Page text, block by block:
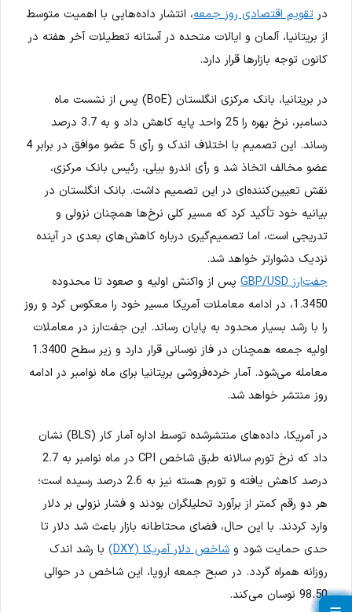
در تقویم اقتصادی روز جمعه، انتشار داده‌هایی با اهمیت متوسط
از بریتانیا، آلمان و ایالات متحده در آستانه تعطیلات آخر هفته در
کانون توجه بازارها قرار دارد.
در بریتانیا، بانک مرکزی انگلستان (BoE) پس از نشست ماه
دسامبر، نرخ بهره را 25 واحد پایه کاهش داد و به 3.7 درصد
رساند. این تصمیم با اختلاف اندک و رأی 5 عضو موافق در برابر 4
عضو مخالف اتخاذ شد و رأی اندرو بیلی، رئیس بانک مرکزی،
نقش تعیین‌کننده‌ای در این تصمیم داشت. بانک انگلستان در
بیانیه خود تأکید کرد که مسیر کلی نرخ‌ها همچنان نزولی و
تدریجی است، اما تصمیم‌گیری درباره کاهش‌های بعدی در آینده
نزدیک دشوارتر خواهد شد.
جفت‌ارز GBP/USD
پس از واکنش اولیه و صعود تا محدوده
1.3450، در ادامه معاملات آمریکا مسیر خود را معکوس کرد و روز
را با رشد بسیار محدود به پایان رساند. این جفت‌ارز در معاملات
اولیه جمعه همچنان در فاز نوسانی قرار دارد و زیر سطح 1.3400
معامله می‌شود. آمار خرده‌فروشی بریتانیا برای ماه نوامبر در ادامه
روز منتشر خواهد شد.
در آمریکا، داده‌های منتشرشده توسط اداره آمار کار (BLS) نشان
داد که نرخ تورم سالانه طبق شاخص CPI در ماه نوامبر به 2.7
درصد کاهش یافته و تورم هسته نیز به 2.6 درصد رسیده است؛
هر دو رقم کمتر از برآورد تحلیلگران بودند و فشار نزولی بر دلار
وارد کردند. با این حال، فضای محتاطانه بازار باعث شد دلار تا
حدی حمایت شود و شاخص دلار آمریکا (DXY)
با رشد اندک
روزانه همراه گردد. در صبح جمعه اروپا، این شاخص در حوالی
98.50 نوسان می‌کند.